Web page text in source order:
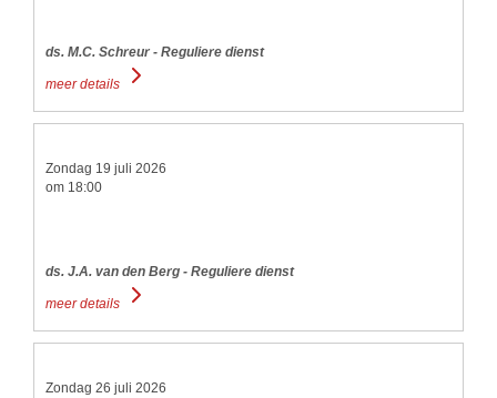
ds. M.C. Schreur - Reguliere dienst
meer details
Zondag 19 juli 2026
om 18:00
ds. J.A. van den Berg - Reguliere dienst
meer details
Zondag 26 juli 2026